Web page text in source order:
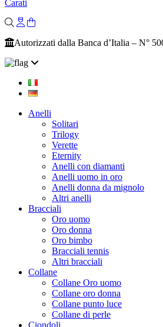
Carati
Autorizzati dalla Banca d’Italia – N°
Anelli
Solitari
Trilogy
Verette
Eternity
Anelli con diamanti
Anelli uomo in oro
Anelli donna da mignolo
Altri anelli
Bracciali
Oro uomo
Oro donna
Oro bimbo
Bracciali tennis
Altri bracciali
Collane
Collane Oro uomo
Collane oro donna
Collane punto luce
Collane di perle
Ciondoli